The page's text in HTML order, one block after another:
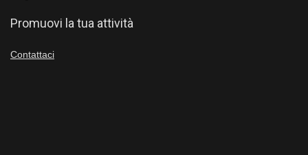
Promuovi la tua attività
Contattaci